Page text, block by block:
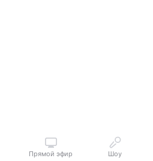
Прямой эфир Шоу